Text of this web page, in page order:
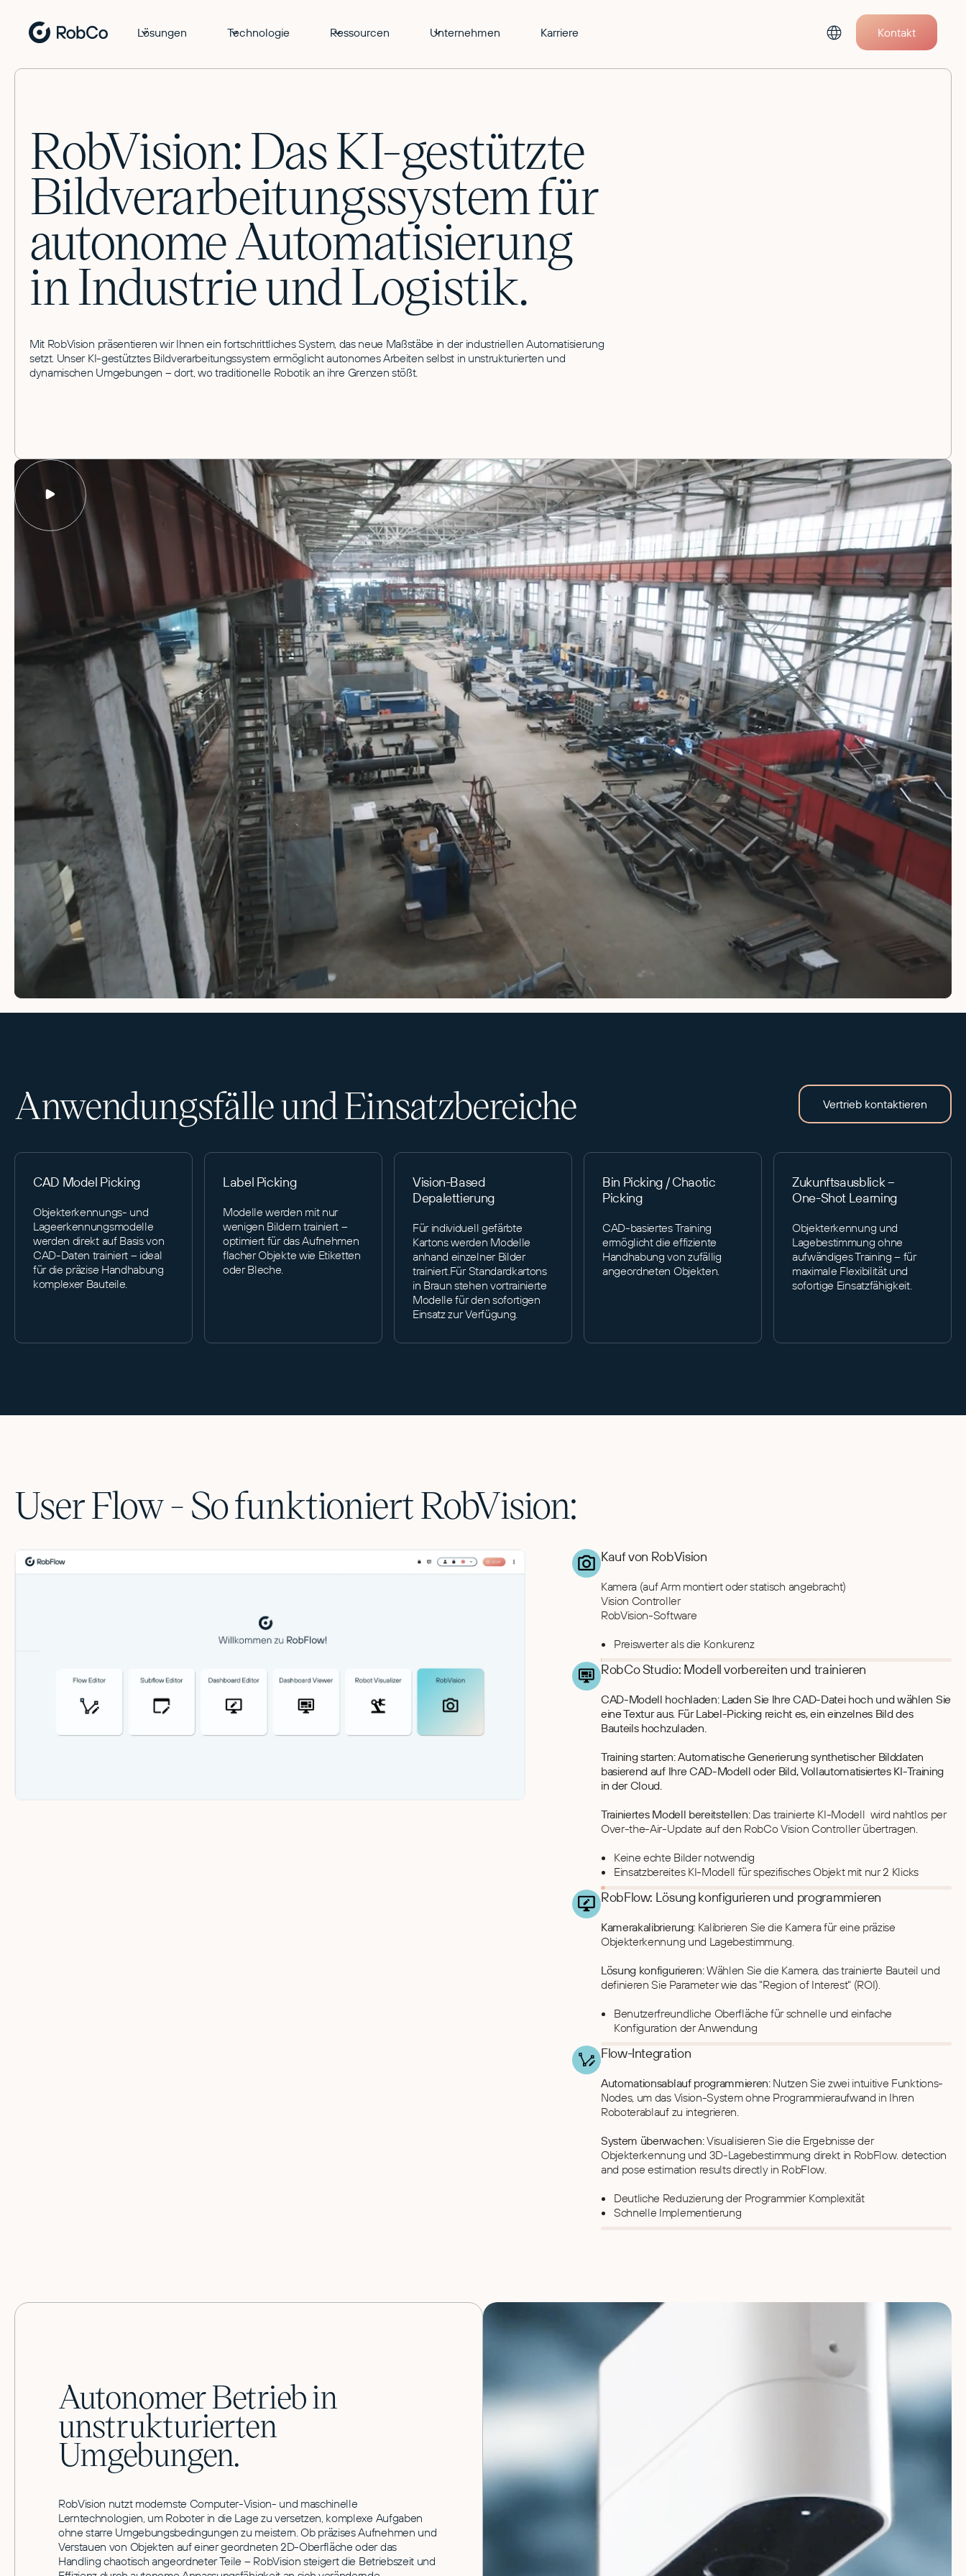
Lösungen Technologie Ressourcen Unternehmen Karriere Kontakt
RobVision: Das KI-gestützte
Bildverarbeitungssystem für
autonome Automatisierung
in Industrie und Logistik.
Mit RobVision präsentieren wir Ihnen ein fortschrittliches System, das neue Maßstäbe in der industriellen Automatisierung
setzt. Unser KI-gestütztes Bildverarbeitungssystem ermöglicht autonomes Arbeiten selbst in unstrukturierten und
dynamischen Umgebungen – dort, wo traditionelle Robotik an ihre Grenzen stößt.
Anwendungsfälle und Einsatzbereiche Vertrieb kontaktieren
CAD Model Picking
Objekterkennungs- und
Lageerkennungsmodelle
werden direkt auf Basis von
CAD-Daten trainiert – ideal
für die präzise Handhabung
komplexer Bauteile.
Label Picking
Modelle werden mit nur
wenigen Bildern trainiert –
optimiert für das Aufnehmen
flacher Objekte wie Etiketten
oder Bleche.
Vision-Based
Depalettierung
Für individuell gefärbte
Kartons werden Modelle
anhand einzelner Bilder
trainiert.Für Standardkartons
in Braun stehen vortrainierte
Modelle für den sofortigen
Einsatz zur Verfügung.
Bin Picking / Chaotic
Picking
CAD-basiertes Training
ermöglicht die effiziente
Handhabung von zufällig
angeordneten Objekten.
Zukunftsausblick –
One-Shot Learning
Objekterkennung und
Lagebestimmung ohne
aufwändiges Training – für
maximale Flexibilität und
sofortige Einsatzfähigkeit.
User Flow - So funktioniert RobVision:
Kauf von RobVision
Kamera (auf Arm montiert oder statisch angebracht)
Vision Controller
RobVision-Software
Preiswerter als die Konkurenz
RobCo Studio: Modell vorbereiten und trainieren
CAD-Modell hochladen: Laden Sie Ihre CAD-Datei hoch und wählen Sie
eine Textur aus. Für Label-Picking reicht es, ein einzelnes Bild des
Bauteils hochzuladen.
Training starten: Automatische Generierung synthetischer Bilddaten
basierend auf Ihre CAD-Modell oder Bild, Vollautomatisiertes KI-Training
in der Cloud.
Trainiertes Modell bereitstellen: Das trainierte KI-Modell wird nahtlos per
Over-the-Air-Update auf den RobCo Vision Controller übertragen.
Keine echte Bilder notwendig
Einsatzbereites KI-Modell für spezifisches Objekt mit nur 2 Klicks
RobFlow: Lösung konfigurieren und programmieren
Kamerakalibrierung:Kalibrieren Sie die Kamera für eine präzise
Objekterkennung und Lagebestimmung.
Lösung konfigurieren:Wählen Sie die Kamera, das trainierte Bauteil und
definieren Sie Parameter wie das "Region of Interest" (ROI).
Benutzerfreundliche Oberfläche für schnelle und einfache
Konfiguration der Anwendung
Flow-Integration
Automationsablauf programmieren:Nutzen Sie zwei intuitive Funktions-
Nodes, um das Vision-System ohne Programmieraufwand in Ihren
Roboterablauf zu integrieren.
System überwachen:Visualisieren Sie die Ergebnisse der
Objekterkennung und 3D-Lagebestimmung direkt in RobFlow. detection
and pose estimation results directly in RobFlow.
Deutliche Reduzierung der Programmier Komplexität
Schnelle Implementierung
Autonomer Betrieb in
unstrukturierten
Umgebungen.
RobVision nutzt modernste Computer-Vision- und maschinelle
Lerntechnologien, um Roboter in die Lage zu versetzen, komplexe Aufgaben
ohne starre Umgebungsbedingungen zu meistern. Ob präzises Aufnehmen und
Verstauen von Objekten auf einer geordneten 2D-Oberfläche oder das
Handling chaotisch angeordneter Teile – RobVision steigert die Betriebszeit und